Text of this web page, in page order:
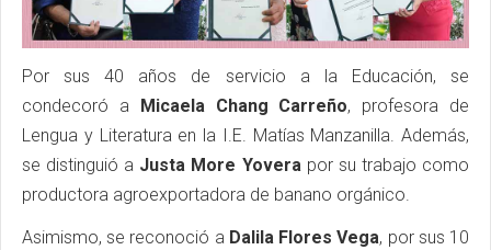
Por sus 40 años de servicio a la Educación, se
condecoró a
Micaela Chang Carreño, profesora de
Lengua y Literatura en la I.E. Matías Manzanilla. Además,
se distinguió a Justa More Yoverapor su trabajo como
productora agroexportadora de banano orgánico.
Asimismo, se reconoció a Dalila Flores Vega, por sus 10